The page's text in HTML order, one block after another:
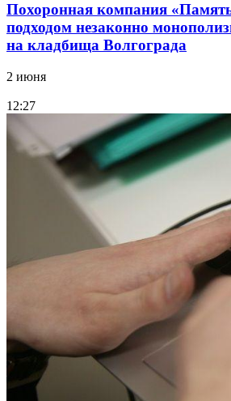
Похоронная компания
подходом незаконно
на кладбища Волгограда
2 июня
12:27